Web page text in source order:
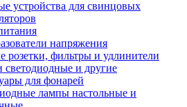
устройства для свинцовых
напряжения
розетки, фильтры и удлинители
и другие
для фонарей
лампы настольные и